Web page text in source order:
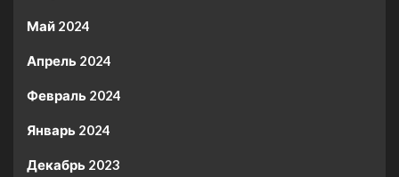
Май 2024
Апрель 2024
Февраль 2024
Январь 2024
Декабрь 2023